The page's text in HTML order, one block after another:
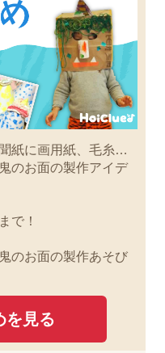
紙に画用紙、毛糸…
のお面の製作アイデ
で！
のお面の製作あそび
を見る